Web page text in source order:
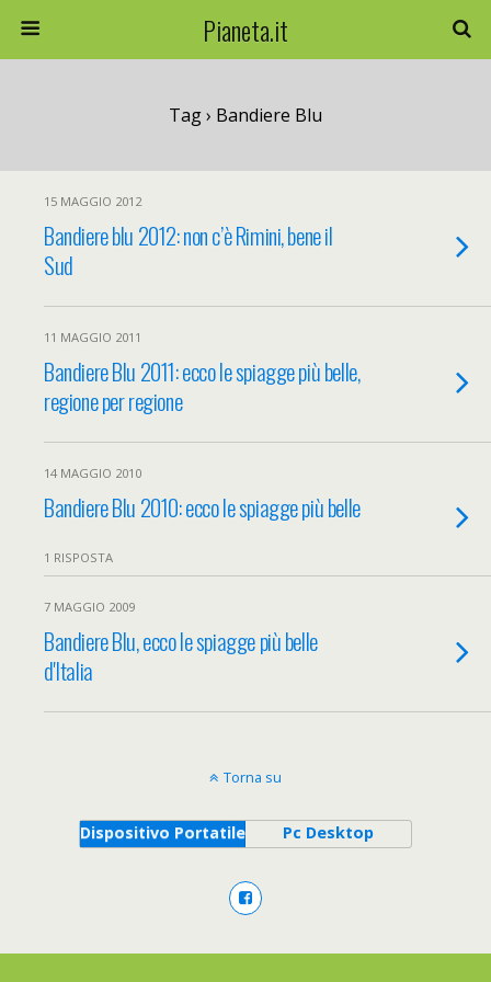
Pianeta.it
Tag › Bandiere Blu
15 MAGGIO 2012
Bandiere blu 2012: non c’è Rimini, bene il
Sud
11 MAGGIO 2011
Bandiere Blu 2011: ecco le spiagge più belle,
regione per regione
14 MAGGIO 2010
Bandiere Blu 2010: ecco le spiagge più belle
1 RISPOSTA
7 MAGGIO 2009
Bandiere Blu, ecco le spiagge più belle
d'Italia
Torna su
Dispositivo Portatile Pc Desktop